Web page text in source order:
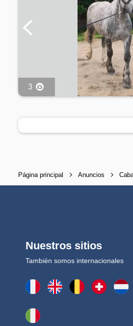
3
Página principal Anuncios
Nuestros sitios
También somos internacionales